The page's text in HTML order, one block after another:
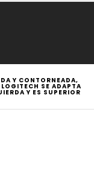
Y CONTORNEADA,
SE ADAPTA
Y ES SUPERIOR